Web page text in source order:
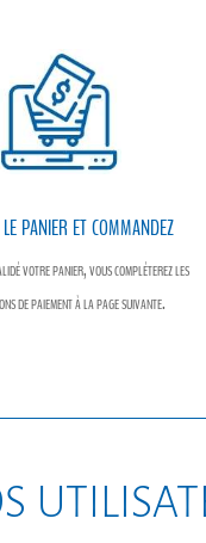
panier et commandez
votre panier, vous compléterez les
de paiement à la page suivante.